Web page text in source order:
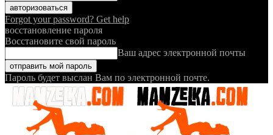
Forgot your password? Get help
восстановление пароля
Восстановите свой пароль
Ваш адрес электронной почты
Пароль будет выслан Вам по электронной почте.